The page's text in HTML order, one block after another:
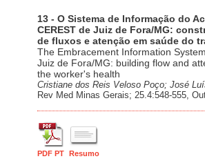
13 - O Sistema de Informação do
CEREST de Juiz de Fora/MG:
de fluxos e atenção em saúde do
The Embracement Information
Juiz de Fora/MG: building flow and
the worker's health
Cristiane dos Reis Veloso Poço; José
Rev Med Minas Gerais; 25.4:548-555,
PDF PT Resumo